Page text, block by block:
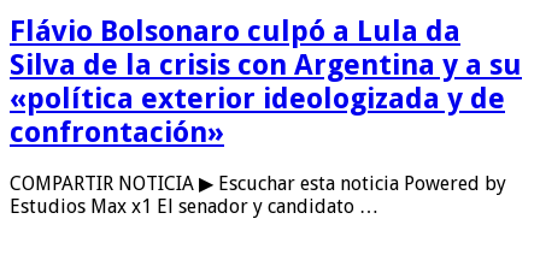
Flávio Bolsonaro culpó a Lula da
Silva de la crisis con Argentina y a su
«política exterior ideologizada y de
confrontación»
COMPARTIR NOTICIA ▶ Escuchar esta noticia Powered by
Estudios Max x1 El senador y candidato …